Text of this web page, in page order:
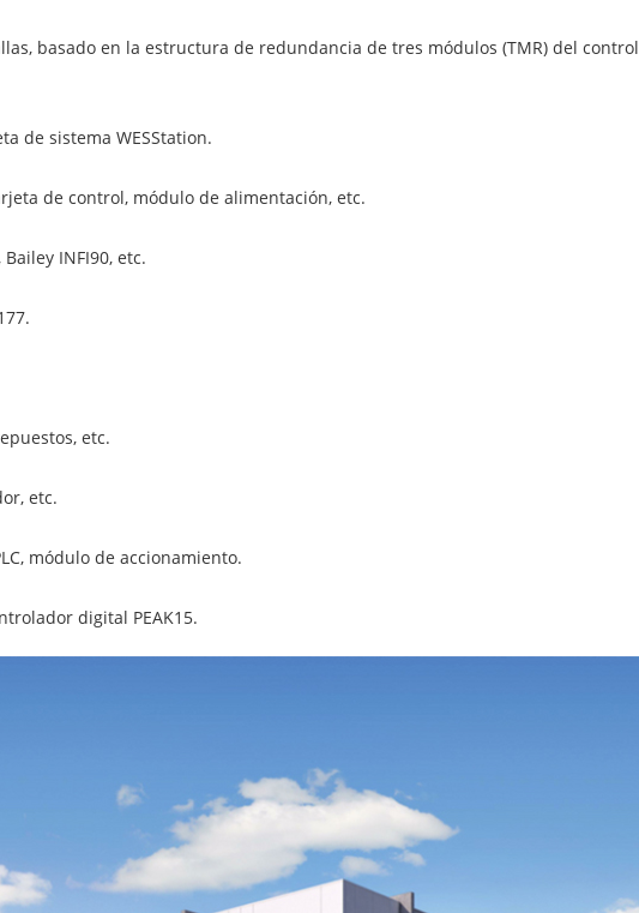
basado en la estructura de redundancia de tres módulos (TMR) del
de sistema WESStation.
de control, módulo de alimentación, etc.
INFI90, etc.
etc.
etc.
módulo de accionamiento.
digital PEAK15.